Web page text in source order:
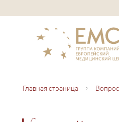
Главная страница